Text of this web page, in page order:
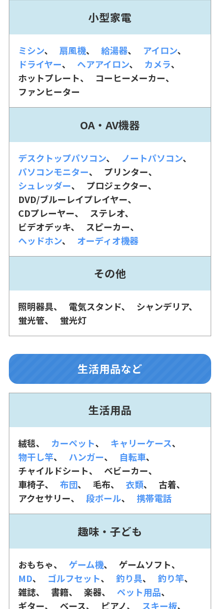
小型家電
ミシン 扇風機 給湯器
アイロン
ドライヤー
ヘアアイロン
カメラ
ホットプレート
コーヒーメーカー
ファンヒーター
OA・AV機器
デスクトップパソコン
ノートパソコン
パソコンモニター
プリンター
シュレッダー
プロジェクター
DVD/ブルーレイプレイヤー
CDプレーヤー
ステレオ
ビデオデッキ
スピーカー
ヘッドホン
オーディオ機器
その他
照明器具 電気スタンド
シャンデリア
蛍光管
蛍光灯
生活用品など
生活用品
絨毯 カーペット
キャリーケース
物干し竿
ハンガー
自転車
チャイルドシート
ベビーカー
車椅子
布団 毛布 衣類
古着
アクセサリー
段ボール 携帯電話
趣味・子ども
おもちゃ ゲーム機
ゲームソフト
MD
ゴルフセット 釣り具
釣り竿
雑誌
書籍 楽器
ペット用品
ギター
ベース ピアノ スキー板